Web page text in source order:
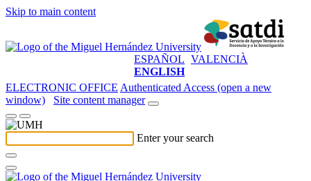
Skip to main content
ESPAÑOL VALENCIÀ
ENGLISH
ELECTRONIC OFFICE Authenticated Access (open a new
window)
Site content manager
Enter your search